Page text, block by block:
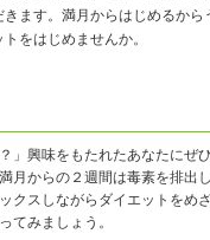
きます。満月からはじめるか
をはじめませんか。
」興味をもたれたあなたにぜ
月からの２週間は毒素を排出
クスしながらダイエットをめ
てみましょう。